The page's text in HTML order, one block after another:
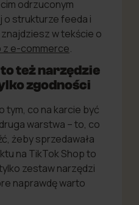
odrzuconym
o strukturze feeda i
w tekście o
z e-commerce.
też narzędzie
zgodności
tym, co na karcie być
warstwa – to, co
żeby sprzedawała
na TikTok Shop to
zestaw narzędzi
naprawdę warto